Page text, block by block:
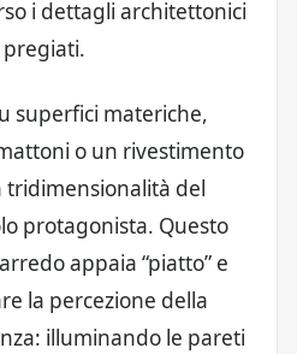
i dettagli architettonici
pregiati.
superfici materiche,
o un rivestimento
tridimensionalità del
protagonista. Questo
appaia “piatto” e
la percezione della
illuminando le pareti